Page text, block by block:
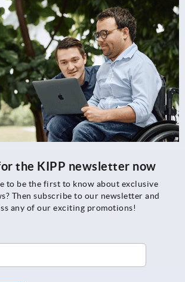
the KIPP newsletter now
to be the first to know about exclusive
Then subscribe to our newsletter and
any of our exciting promotions!